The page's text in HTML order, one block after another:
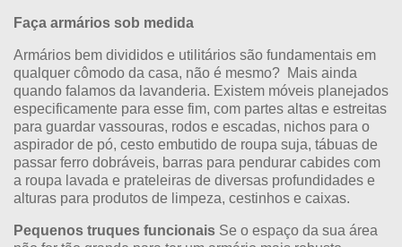
Faça armários sob medida
Armários bem divididos e utilitários são fundamentais em
qualquer cômodo da casa, não é mesmo? Mais ainda
quando falamos da lavanderia. Existem móveis planejados
especificamente para esse fim, com partes altas e estreitas
para guardar vassouras, rodos e escadas, nichos para o
aspirador de pó, cesto embutido de roupa suja, tábuas de
passar ferro dobráveis, barras para pendurar cabides com
a roupa lavada e prateleiras de diversas profundidades e
alturas para produtos de limpeza, cestinhos e caixas.
Pequenos truques funcionais Se o espaço da sua área